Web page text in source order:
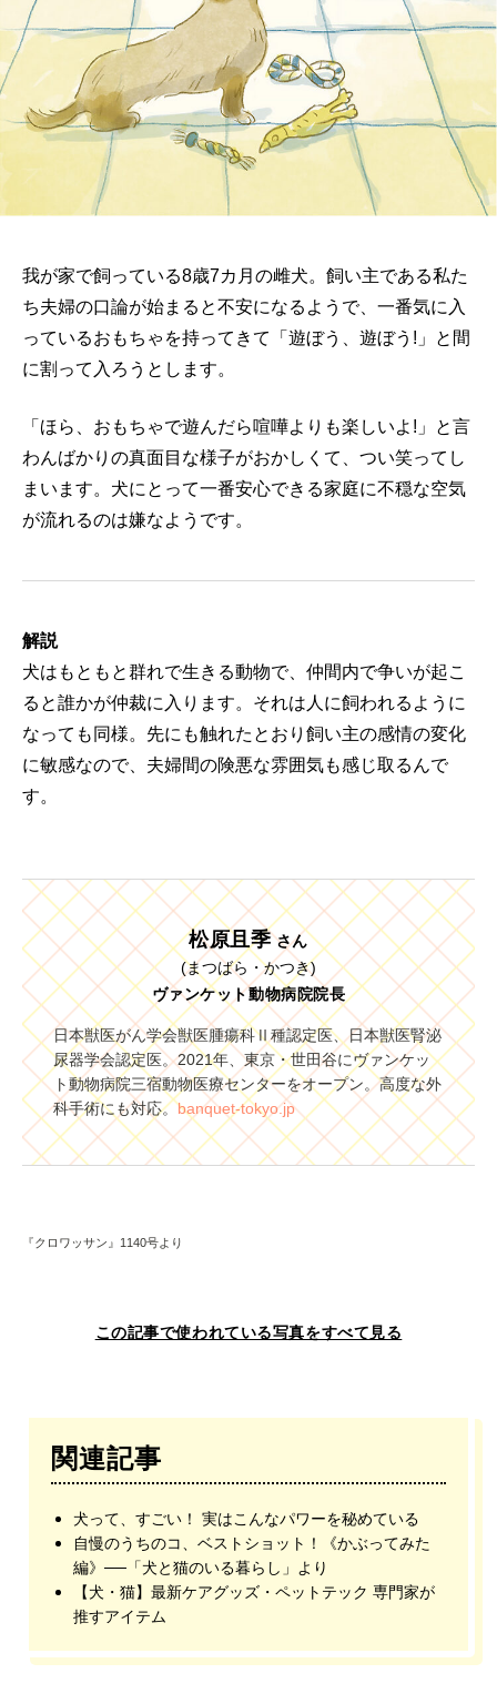
我が家で飼っている8歳7カ月の雌犬。飼い主である私た
ち夫婦の口論が始まると不安になるようで、一番気に入
っているおもちゃを持ってきて「遊ぼう、遊ぼう!」と間
に割って入ろうとします。
「ほら、おもちゃで遊んだら喧嘩よりも楽しいよ!」と言
わんばかりの真面目な様子がおかしくて、つい笑ってし
まいます。犬にとって一番安心できる家庭に不穏な空気
が流れるのは嫌なようです。
解説
犬はもともと群れで生きる動物で、仲間内で争いが起こ
ると誰かが仲裁に入ります。それは人に飼われるように
なっても同様。先にも触れたとおり飼い主の感情の変化
に敏感なので、夫婦間の険悪な雰囲気も感じ取るんで
す。
松原且季 さん
(まつばら・かつき)
ヴァンケット動物病院院長
日本獣医がん学会獣医腫瘍科Ⅱ種認定医、日本獣医腎泌
尿器学会認定医。2021年、東京・世田谷にヴァンケッ
ト動物病院三宿動物医療センターをオープン。高度な外
科手術にも対応。banquet-tokyo.jp
『クロワッサン』1140号より
この記事で使われている写真をすべて見る
関連記事
犬って、すごい！ 実はこんなパワーを秘めている
自慢のうちのコ、ベストショット！《かぶってみた
編》──「犬と猫のいる暮らし」より
【犬・猫】最新ケアグッズ・ペットテック 専門家が
推すアイテム